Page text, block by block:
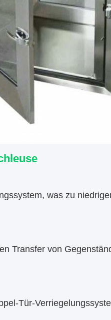
was zu
Transfer von
Tür-